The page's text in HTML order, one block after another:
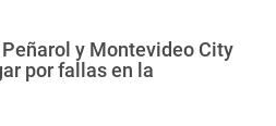
y Montevideo City
por fallas en la